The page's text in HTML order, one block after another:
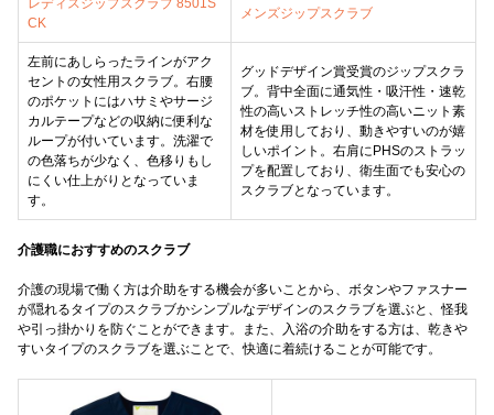
レディスジップスクラブ 8501S
CK
メンズジップスクラブ
左前にあしらったラインがアク
セントの女性用スクラブ。右腰
のポケットにはハサミやサージ
カルテープなどの収納に便利な
ループが付いています。洗濯で
の色落ちが少なく、色移りもし
にくい仕上がりとなっていま
す。
グッドデザイン賞受賞のジップスクラ
ブ。背中全面に通気性・吸汗性・速乾
性の高いストレッチ性の高いニット素
材を使用しており、動きやすいのが嬉
しいポイント。右肩にPHSのストラッ
プを配置しており、衛生面でも安心の
スクラブとなっています。
介護職におすすめのスクラブ
介護の現場で働く方は介助をする機会が多いことから、ボタンやファスナー
が隠れるタイプのスクラブかシンプルなデザインのスクラブを選ぶと、怪我
や引っ掛かりを防ぐことができます。また、入浴の介助をする方は、乾きや
すいタイプのスクラブを選ぶことで、快適に着続けることが可能です。